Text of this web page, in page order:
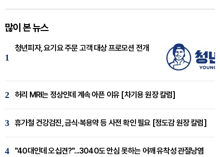
많이 본 뉴스
1
청년피자, 요기요 주문 고객 대상 프로모션 전개
2 허리 MRI는 정상인데 계속 아픈 이유 [차기용 원장 칼럼]
3 휴가철 건강검진, 금식·복용약 등 사전 확인 필요 [정도감 원장 칼럼]
4 "40대인데 오십견?"...3040도 안심 못하는 어깨 유착성 관절낭염